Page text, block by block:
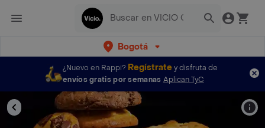
Bogotá
¿Nuevo en Rappi? Regístratey disfruta de
envíos gratis por semanas Aplican TyC